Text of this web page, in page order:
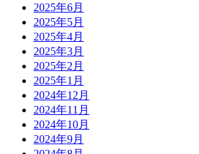
2025年6月
2025年5月
2025年4月
2025年3月
2025年2月
2025年1月
2024年12月
2024年11月
2024年10月
2024年9月